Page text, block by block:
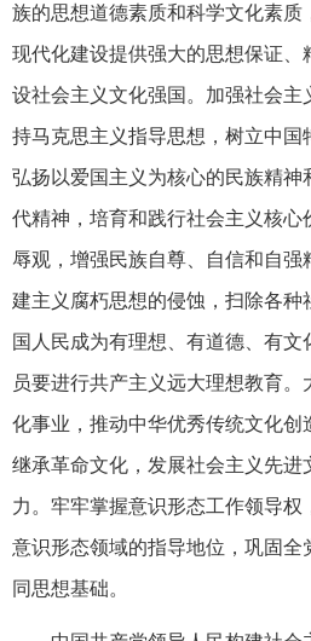
族的思想道德素质和科学文化素质
现代化建设提供强大的思想保证、
设社会主义文化强国。加强社会主
持马克思主义指导思想，树立中国
弘扬以爱国主义为核心的民族精神
代精神，培育和践行社会主义核心
辱观，增强民族自尊、自信和自
建主义腐朽思想的侵蚀，扫除各种
国人民成为有理想、有道德、有
员要进行共产主义远大理想教育
化事业，推动中华优秀传统文化创
继承革命文化，发展社会主义先进
力。牢牢掌握意识形态工作领导权
意识形态领域的指导地位，巩固全
同思想基础。